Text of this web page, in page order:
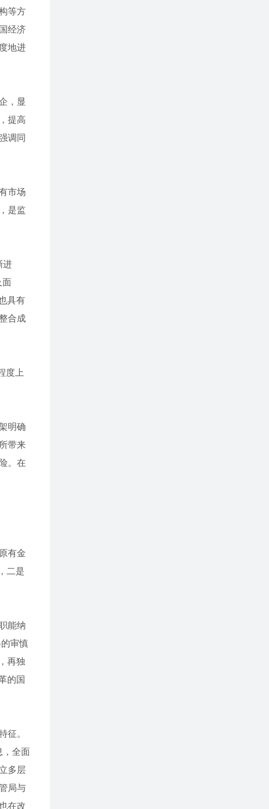
等方
经济
地进
，显
提高
调同
市场
是监
进
面
具有
合成
度上
明确
带来
。在
有金
二是
能纳
审慎
再独
的国
征。
，全面
多层
局与
在改